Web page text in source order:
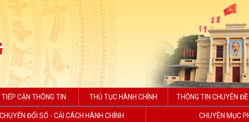
TIẾP CẬN THÔNG TIN THỦ TỤC HÀNH CHÍNH THÔNG TIN CHUYÊN ĐỀ
ĐỔI SỐ - CẢI CÁCH HÀNH CHÍNH CHUYÊN MỤC